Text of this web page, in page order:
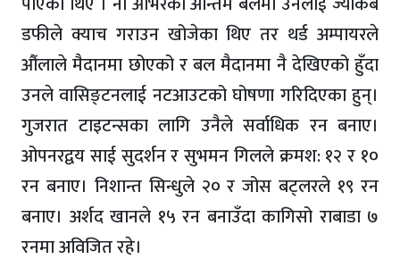
डफीले क्याच गराउन खोजेका थिए तर थर्ड अम्पायरले
औंलाले मैदानमा छोएको र बल मैदानमा नै देखिएको हुँदा
उनले वासिङ्टनलाई नटआउटको घोषणा गरिदिएका हुन्।
गुजरात टाइटन्सका लागि उनैले सर्वाधिक रन बनाए।
ओपनरद्वय साई सुदर्शन र सुभमन गिलले क्रमश: १२ र १०
रन बनाए। निशान्त सिन्धुले २० र जोस बट्लरले १९ रन
बनाए। अर्शद खानले १५ रन बनाउँदा कागिसो राबाडा ७
रनमा अविजित रहे।